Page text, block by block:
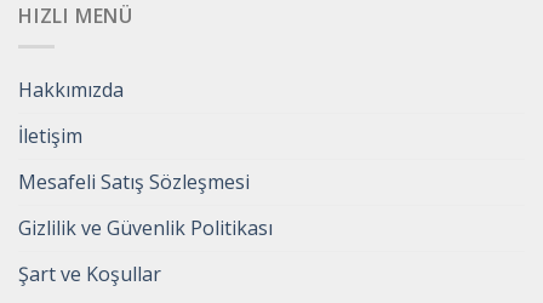
HIZLI MENÜ
Hakkımızda
İletişim
Mesafeli Satış Sözleşmesi
Gizlilik ve Güvenlik Politikası
Şart ve Koşullar